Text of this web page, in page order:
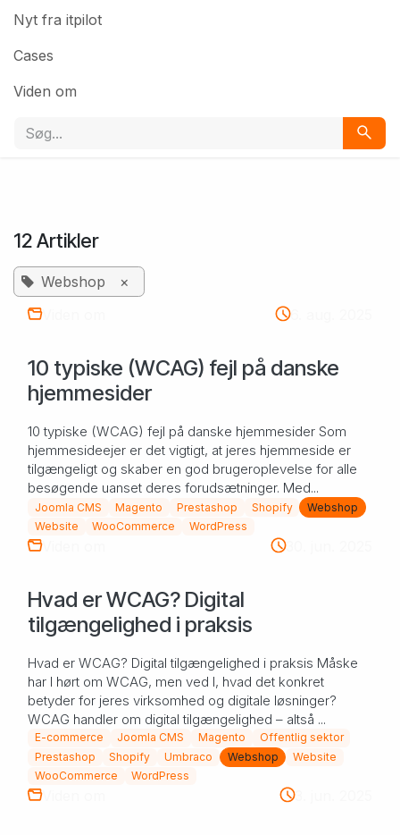
Nyt fra itpilot
Cases
Viden om
12 Artikler
Webshop
×
Viden om
6. aug. 2025
10 typiske (WCAG) fejl på danske
hjemmesider
10 typiske (WCAG) fejl på danske hjemmesider Som
hjemmesideejer er det vigtigt, at jeres hjemmeside er
tilgængeligt og skaber en god brugeroplevelse for alle
besøgende uanset deres forudsætninger. Med...
Joomla CMS Magento Prestashop Shopify
Webshop
Website
WooCommerce WordPress
Viden om 30. jun. 2025
Hvad er WCAG? Digital
tilgængelighed i praksis
Hvad er WCAG? Digital tilgængelighed i praksis Måske
har I hørt om WCAG, men ved I, hvad det konkret
betyder for jeres virksomhed og digitale løsninger?
WCAG handler om digital tilgængelighed – altså ...
E-commerce Joomla CMS Magento
Offentlig sektor
Prestashop
Shopify Umbraco Webshop
Website
WooCommerce
WordPress
Viden om 3. jun. 2025